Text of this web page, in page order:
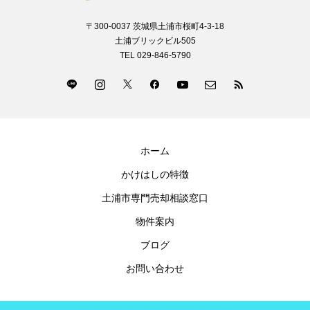
〒300-0037 茨城県土浦市桜町4-3-18
土浦ブリックビル505
TEL 029-846-5790
ホーム
かけはしの特徴
土浦市専門売却相談窓口
物件案内
ブログ
お問い合わせ